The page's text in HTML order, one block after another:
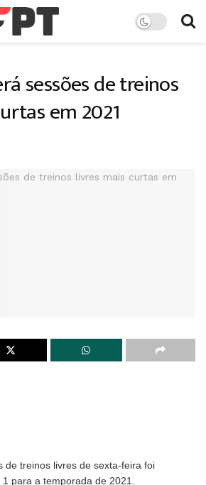
sessões de treinos
em 2021
de treinos livres de sexta-feira foi
para a temporada de 2021.